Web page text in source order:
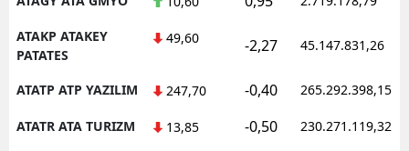
ATAKP ATAKEY
PATATES
49,60 -2,27 45.147.831,26
ATATP ATP YAZILIM 247,70 -0,40 265.292.398,15
ATATR ATA TURIZM 13,85 -0,50 230.271.119,32